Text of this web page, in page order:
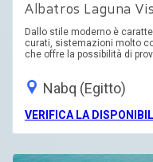
Albatros Laguna
Dallo stile moderno è
curati, sistemazioni molto
che offre la possibilità di
Nabq (Egitto)
VERIFICA LA